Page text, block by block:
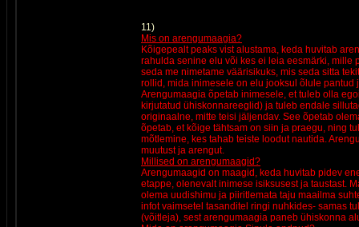
11)
Mis on arengumaagia?
Kõigepealt peaks vist alustama, keda huvitab
rahulda senine elu või kes ei leia eesmärki,
seda me nimetame väärisikuks, mis seda sitta
rollid, mida inimesele on elu jooksul õlule pantud
Arengumaagia õpetab inimesele, et tuleb olla
kirjutatud ühiskonnareeglid) ja tuleb endale
originaalne, mitte teisi jäljendav. See õpetab
õpetab, et kõige tähtsam on siin ja praegu, ning
mõtlemine, kes tahab teiste loodut nautida.
muutust ja arengut.
Millised on arengumaagid?
Arengumaagid on maagid, keda huvitab pidev
etappe, olenevalt inimese isiksusest ja taustast.
olema uudishimu ja piiritlemata taju maailma
infot vaimsetel tasanditel ringi nuhkides- samas
(võitleja), sest arengumaagia paneb ühiskonna